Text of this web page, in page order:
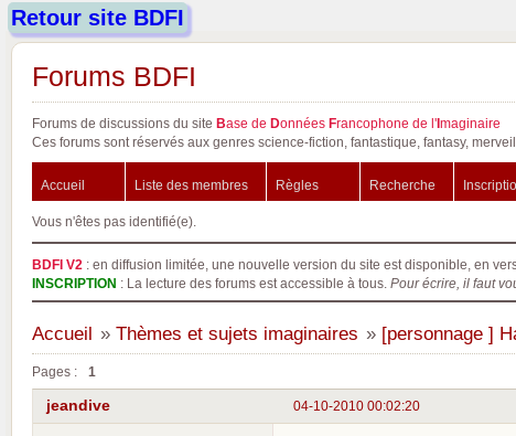
Retour site BDFI
Forums BDFI
Forums de discussions du site Base de Données Francophone de l'Imaginaire
Ces forums sont réservés aux genres science-fiction, fantastique, fantasy,
Accueil Liste des membres Règles Recherche
Vous n'êtes pas identifié(e).
BDFI V2 : en diffusion limitée, une nouvelle version du site est disponible, en
INSCRIPTION : La lecture des forums est accessible à tous. Pour écrire, il faut
Accueil » Thèmes et sujets imaginaires » [personnage ]
Pages : 1
04-10-2010 00:02:20
jeandive